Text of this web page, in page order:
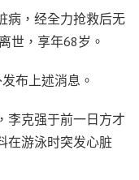
病，经全力抢救后无
世，享年68岁。
布上述消息。
李克强于前一日方才
在游泳时突发心脏